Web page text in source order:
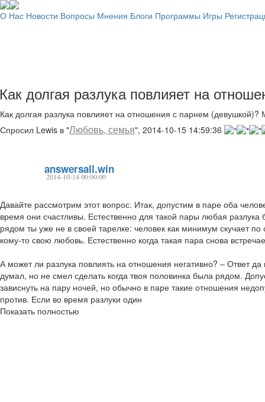
О Нас Новости Вопросы Мнения Блоги Программы Игры
Как долгая разлука повлияет на
Как долгая разлука повлияет на отношения с парнем
Спросил Lewis в "Любовь, семья", 2014-10-15 14:59:36
answersall.win
2014-10-14 00:00:00
Давайте рассмотрим этот вопрос. Итак, допустим в паре оба
время они счастливы. Естественно для такой пары любая
рядом ты уже не в своей тарелке: человек как минимум скучает
кому-то свою любовь. Естественно когда такая пара снова
А может ли разлука повлиять на отношения негативно? – Ответ
думал, но не смел сделать когда твоя половинка была рядом.
зависнуть на пару ночей, но обычно в паре такие отношения
против. Если во время разлуки один
Показать полностью